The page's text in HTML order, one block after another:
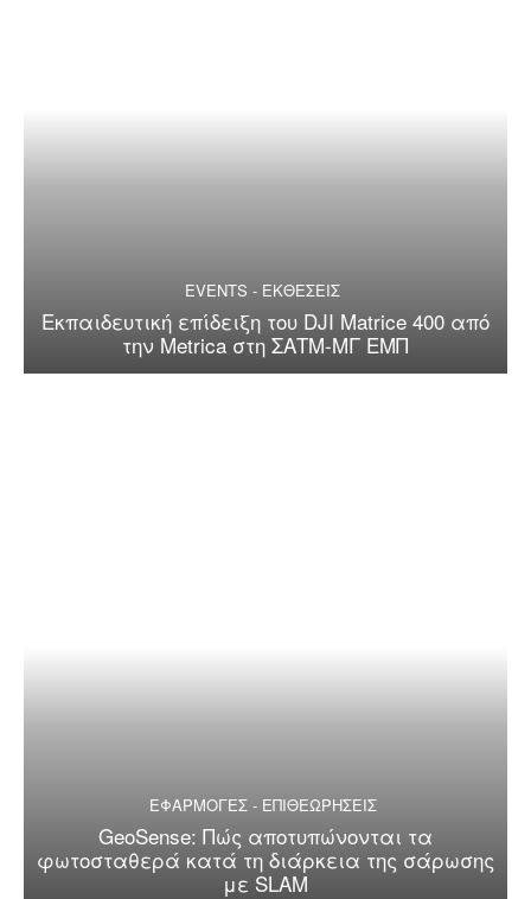
EVENTS - ΕΚΘΕΣΕΙΣ
Εκπαιδευτική επίδειξη του DJI Matrice 400 από
την Metrica στη ΣΑΤΜ-ΜΓ ΕΜΠ
ΕΦΑΡΜΟΓΕΣ - ΕΠΙΘΕΩΡΗΣΕΙΣ
GeoSense: Πώς αποτυπώνονται τα
φωτοσταθερά κατά τη διάρκεια της σάρωσης
με SLAM